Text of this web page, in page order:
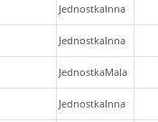
JednostkaInna
JednostkaInna
JednostkaMala
JednostkaInna